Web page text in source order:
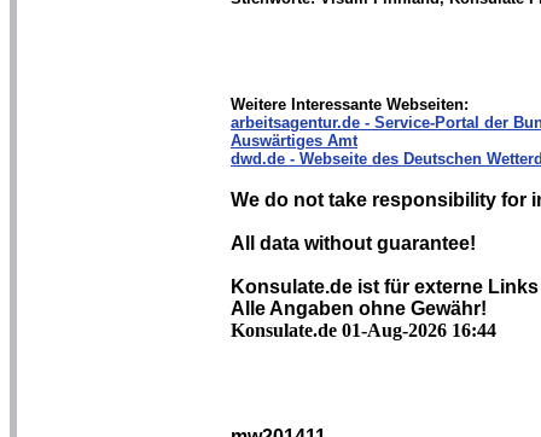
Weitere Interessante Webseiten:
arbeitsagentur.de - Service-Portal der
Auswärtiges Amt
dwd.de - Webseite des Deutschen
We do not take responsibility for
All data without guarantee!
Konsulate.de ist für externe
Alle Angaben ohne Gewähr!
Konsulate.de 01-Aug-2026 16:44